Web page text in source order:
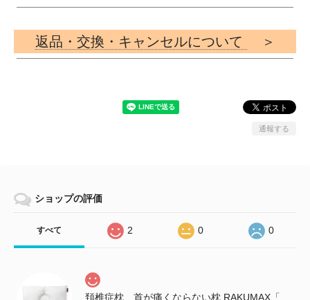
返品・交換・キャンセルについて ＞
通報する
ショップの評価
すべて 2 0 0